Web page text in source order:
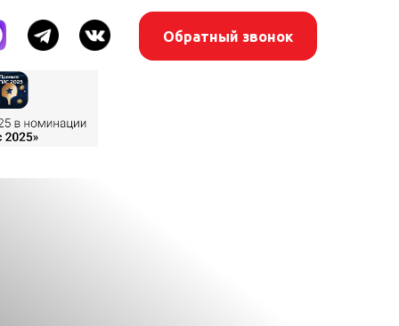
Обратный звонок